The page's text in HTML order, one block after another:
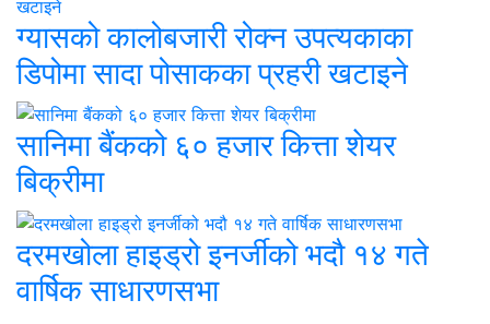
ग्यासको कालोबजारी रोक्न उपत्यकाका
डिपोमा सादा पोसाकका प्रहरी खटाइने
सानिमा बैंकको ६० हजार कित्ता शेयर
बिक्रीमा
दरमखोला हाइड्रो इनर्जीको भदौ १४ गते
वार्षिक साधारणसभा